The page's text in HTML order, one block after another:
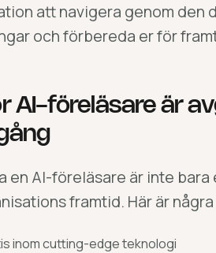
att navigera genom
och förbereda er för
AI-föreläsare är
en AI-föreläsare är inte
framtid. Här är
inom cutting-edge teknologi